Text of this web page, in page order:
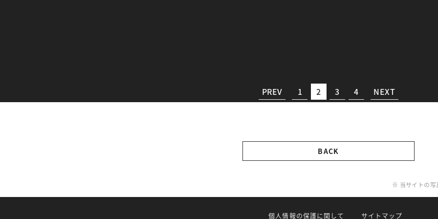
PREV 1 2 3 4 NEXT
BACK
※ 当サイトの写
個人情報の保護に関して サイトマップ